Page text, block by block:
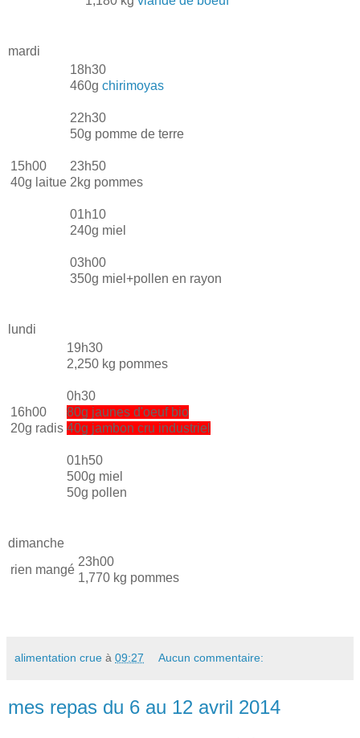
mardi
15h00
40g laitue
18h30
460g chirimoyas
22h30
50g pomme de terre
23h50
2kg pommes
01h10
240g miel
03h00
350g miel+pollen en rayon
lundi
16h00
20g radis
19h30
2,250 kg pommes
0h30
80g jaunes d'oeuf bio
40g jambon cru industriel
01h50
500g miel
50g pollen
dimanche
rien mangé
23h00
1,770 kg pommes
alimentation crue à 09:27 Aucun commentaire:
mes repas du 6 au 12 avril 2014